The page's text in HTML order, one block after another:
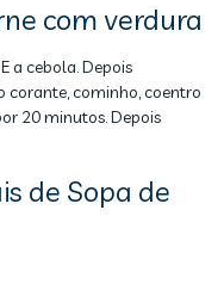
com verdura
a cebola. Depois
corante, cominho, coentro
20 minutos. Depois
de Sopa de